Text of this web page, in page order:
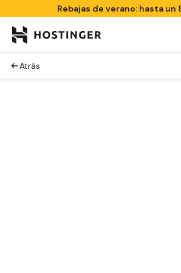
Rebajas de verano: hasta
Atrás